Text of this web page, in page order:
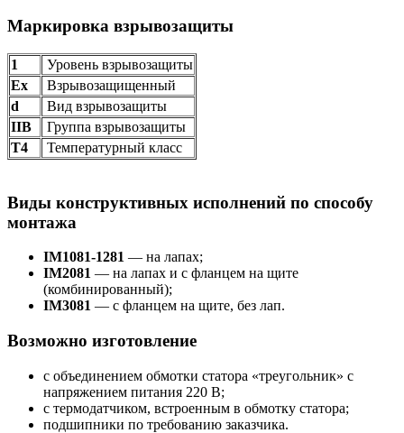
Маркировка взрывозащиты
1
Уровень взрывозащиты
Ех
Взрывозащищенный
d
Вид взрывозащиты
IIB
Группа взрывозащиты
Т4
Температурный класс
Виды конструктивных исполнений по способу
монтажа
IM1081-1281 — на лапах;
IM2081 — на лапах и с фланцем на щите
(комбинированный);
IM3081 — с фланцем на щите, без лап.
Возможно изготовление
с объединением обмотки статора «треугольник» с
напряжением питания 220 В;
с термодатчиком, встроенным в обмотку статора;
подшипники по требованию заказчика.